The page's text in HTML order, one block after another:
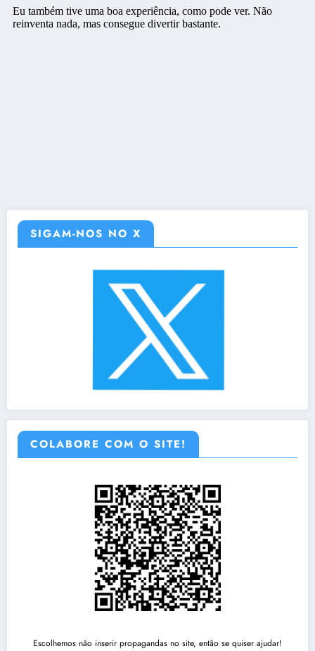
SIGAM-NOS NO X
COLABORE COM O SITE!
Escolhemos não inserir propagandas no site, então se quiser ajudar!